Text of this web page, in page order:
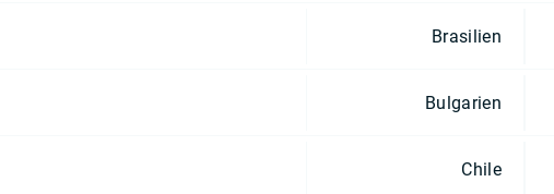
Brasilien
Bulgarien
Chile